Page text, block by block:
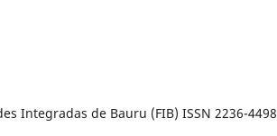
Integradas de Bauru (FIB) ISSN 2236-4498